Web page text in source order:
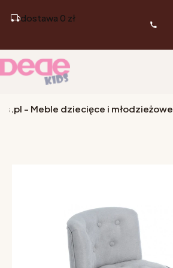
dostawa 0 zł
- Meble dziecięce i młodzieżowe